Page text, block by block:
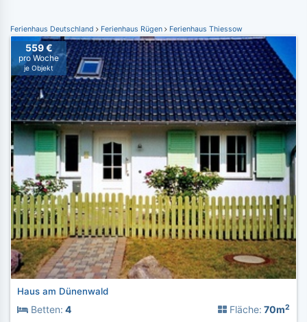
Ferienhaus Deutschland Ferienhaus Rügen Ferienhaus Thiessow
559 €
pro Woche
je Objekt
Haus am Dünenwald
Betten: 4 Fläche: 70m2